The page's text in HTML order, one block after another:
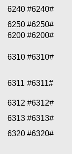
6240 #6240#
6250 #6250#
6200 #6200#
6310 #6310#
6311 #6311#
6312 #6312#
6313 #6313#
6320 #6320#